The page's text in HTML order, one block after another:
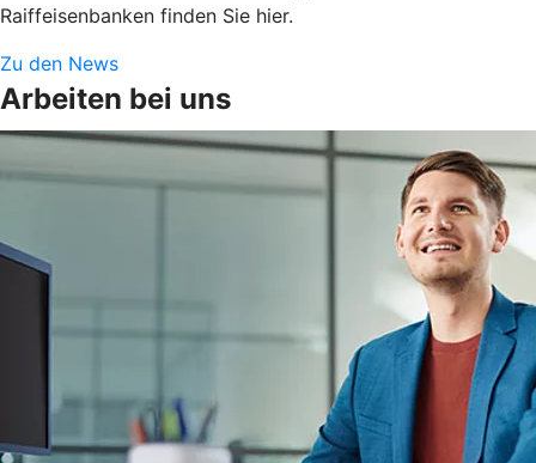
Raiffeisenbanken finden Sie hier.
Zu den News
Arbeiten bei uns